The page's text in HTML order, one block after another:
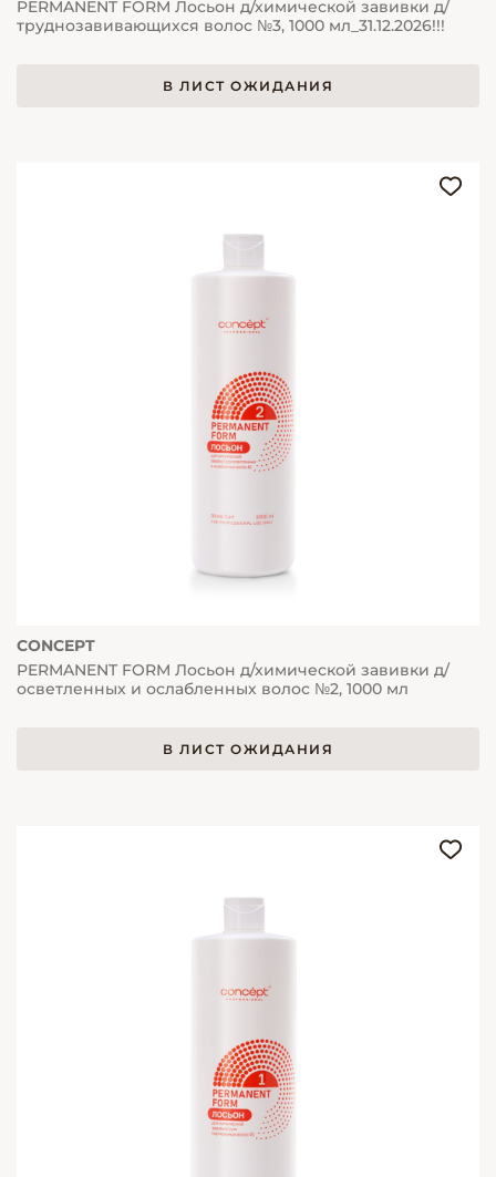
PERMANENT FORM Лосьон д/химической завивки д/
труднозавивающихся волос №3, 1000 мл_31.12.2026!!!
В ЛИСТ ОЖИДАНИЯ
CONCEPT
PERMANENT FORM Лосьон д/химической завивки д/
осветленных и ослабленных волос №2, 1000 мл
В ЛИСТ ОЖИДАНИЯ